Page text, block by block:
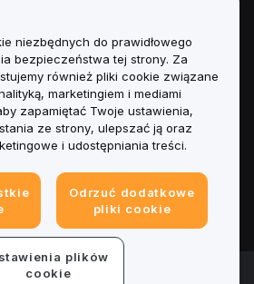
All rights reserved.
niezbędnych do prawidłowego
bezpieczeństwa tej strony. Za
również pliki cookie związane
marketingiem i mediami
zapamiętać Twoje ustawienia,
ze strony, ulepszać ją oraz
i udostępniania treści.
Odrzuć dodatkowe
pliki cookie
plików
cookie